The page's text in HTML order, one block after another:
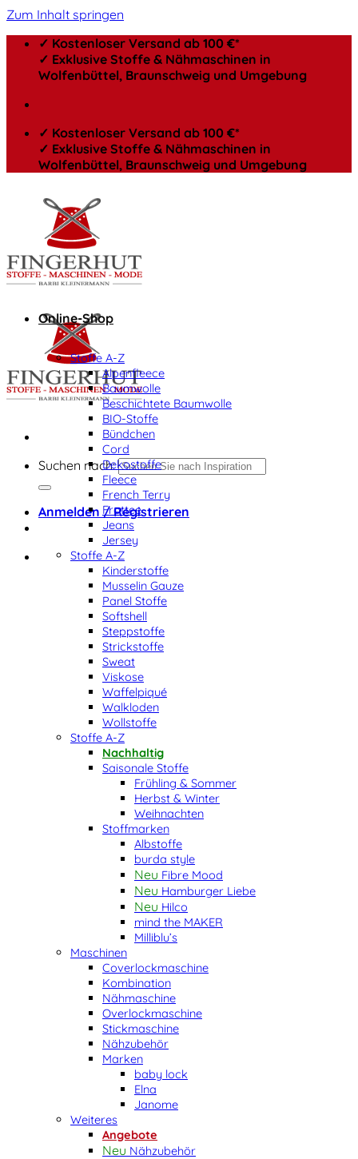
Zum Inhalt springen
✓ Kostenloser Versand ab 100 €*
✓ Exklusive Stoffe & Nähmaschinen in
Wolfenbüttel, Braunschweig und Umgebung
✓ Kostenloser Versand ab 100 €*
✓ Exklusive Stoffe & Nähmaschinen in
Wolfenbüttel, Braunschweig und Umgebung
Suchen nach:
Anmelden / Registrieren
Online-Shop
Stoffe A-Z
Alpenfleece
Baumwolle
Beschichtete Baumwolle
BIO-Stoffe
Bündchen
Cord
Dekostoffe
Fleece
French Terry
Frottee
Jeans
Jersey
Stoffe A-Z
Kinderstoffe
Musselin Gauze
Panel Stoffe
Softshell
Steppstoffe
Strickstoffe
Sweat
Viskose
Waffelpiqué
Walkloden
Wollstoffe
Stoffe A-Z
Nachhaltig
Saisonale Stoffe
Frühling & Sommer
Herbst & Winter
Weihnachten
Stoffmarken
Albstoffe
burda style
Fibre Mood
Hamburger Liebe
Hilco
mind the MAKER
Milliblu’s
Maschinen
Coverlockmaschine
Kombination
Nähmaschine
Overlockmaschine
Stickmaschine
Nähzubehör
Marken
baby lock
Elna
Janome
Weiteres
Angebote
Nähzubehör